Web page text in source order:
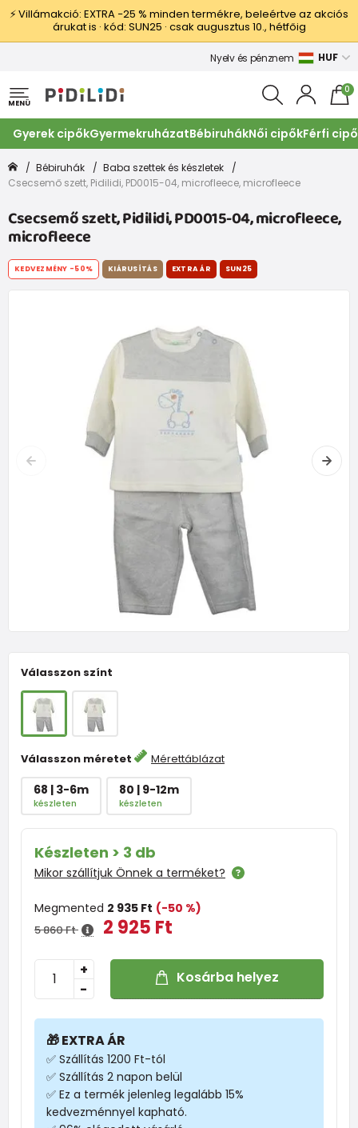
⚡ Villámakció: EXTRA −25 % minden termékre, beleértve az akciós
árukat is · kód: SUN25 · csak augusztus 10., hétfőig
Nyelv és pénznem HUF
MENÜ
0
Gyerek cipőkGyermekruházatBébiruhákNői cipőkFérfi
Bébiruhák
Baba szettek és készletek
Csecsemő szett, Pidilidi, PD0015-04, microfleece, microfleece
Csecsemő szett, Pidilidi, PD0015-04, microfleece,
microfleece
Válasszon színt
Válasszon méretet Mérettáblázat
68 | 3-6m
készleten
80 | 9-12m
készleten
Készleten > 3 db
Mikor szállítjuk Önnek a terméket?
Megmented 2 935 Ft (-50 %)
5 860 Ft 2 925 Ft
-
+ Kosárba helyez
🎁 EXTRA ÁR
✅ Szállítás 1200 Ft-tól
✅ Szállítás 2 napon belül
✅ Ez a termék jelenleg legalább 15%
kedvezménnyel kapható.
KEDVEZMÉNY -50% KIÁRUSÍTÁS EXTRA ÁR SUN25